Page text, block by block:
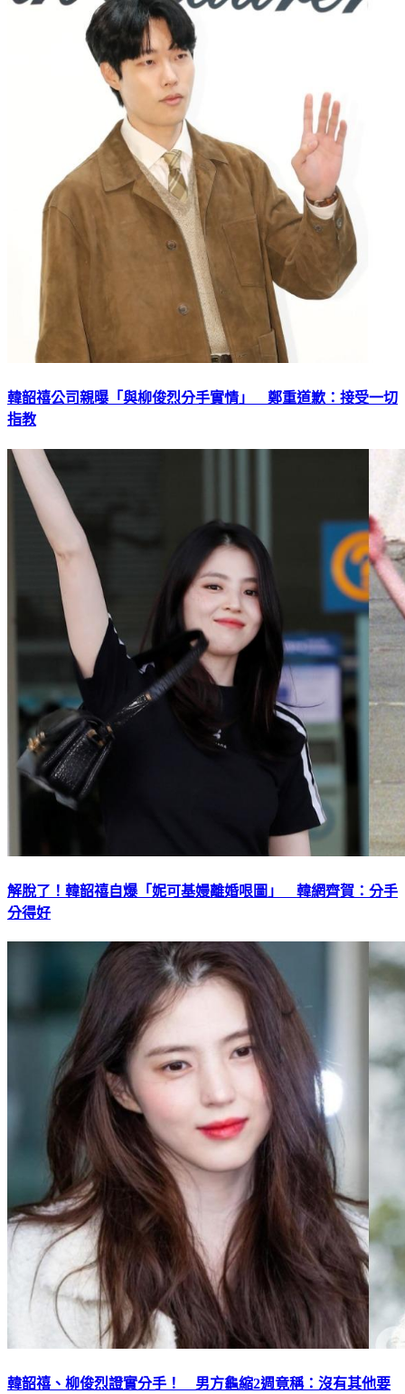
韓韶禧公司親曝「與柳俊烈分手實情」 鄭重道歉：接受一切
指教
解脫了！韓韶禧自爆「妮可基嫚離婚哏圖」 韓網齊賀：分手
分得好
韓韶禧、柳俊烈證實分手！ 男方龜縮2週竟稱：沒有其他要